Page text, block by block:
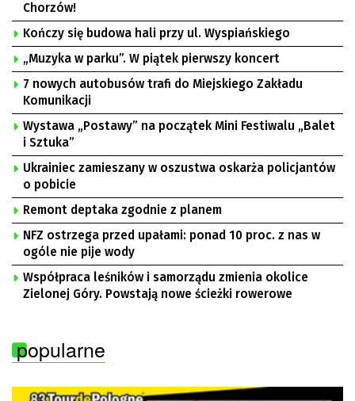
Chorzów!
Kończy się budowa hali przy ul. Wyspiańskiego
„Muzyka w parku”. W piątek pierwszy koncert
7 nowych autobusów trafi do Miejskiego Zakładu
Komunikacji
Wystawa „Postawy” na początek Mini Festiwalu „Balet
i Sztuka”
Ukrainiec zamieszany w oszustwa oskarża policjantów
o pobicie
Remont deptaka zgodnie z planem
NFZ ostrzega przed upałami: ponad 10 proc. z nas w
ogóle nie pije wody
Współpraca leśników i samorządu zmienia okolice
Zielonej Góry. Powstają nowe ścieżki rowerowe
popularne